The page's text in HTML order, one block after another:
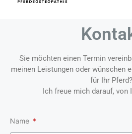
Sie möchten einen Termin
meinen Leistungen oder wünschen
für Ihr Pferd?
Ich freue mich darauf, von
Name